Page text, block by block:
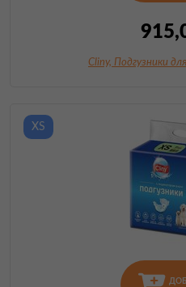
Cliny, Подгузники
XS